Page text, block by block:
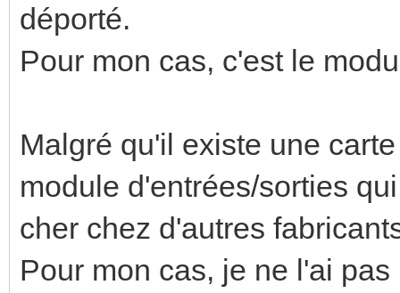
déporté.
Pour mon cas, c'est le
Malgré qu'il existe une
module d'entrées/sorties
cher chez d'autres
Pour mon cas, je ne l'ai